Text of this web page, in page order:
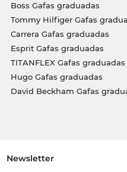
Boss Gafas graduadas
Tommy Hilfiger Gafas
Carrera Gafas graduadas
Esprit Gafas graduadas
TITANFLEX Gafas graduadas
Hugo Gafas graduadas
David Beckham Gafas
Newsletter